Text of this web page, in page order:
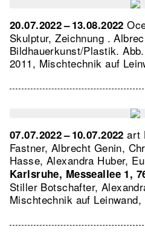
20.07.2022 – 13.08.2022
Skulptur, Zeichnung .
Bildhauerkunst/Plastik.
2011, Mischtechnik auf
07.07.2022 – 10.07.2022art
Fastner, Albrecht Genin,
Hasse, Alexandra Huber,
Karlsruhe, Messeallee 1,
Stiller Botschafter,
Mischtechnik auf Leinwand,